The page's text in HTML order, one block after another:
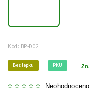
Kód: BP-D02
Bez lepku PKU
Neohodnoceno